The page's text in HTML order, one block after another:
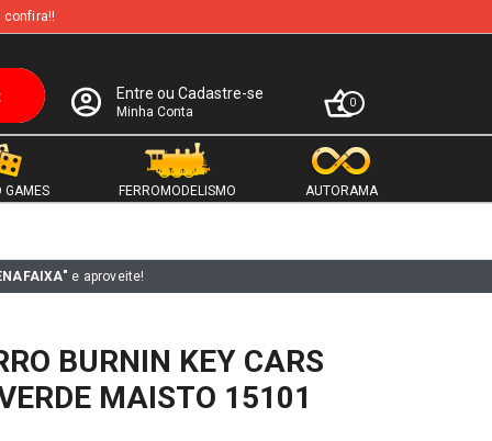
confira!!
Entre ou Cadastre-se
Minha Conta
0
GAMES FERROMODELISMO AUTORAMA
e aproveite!
BURNIN KEY CARS
MAISTO 15101